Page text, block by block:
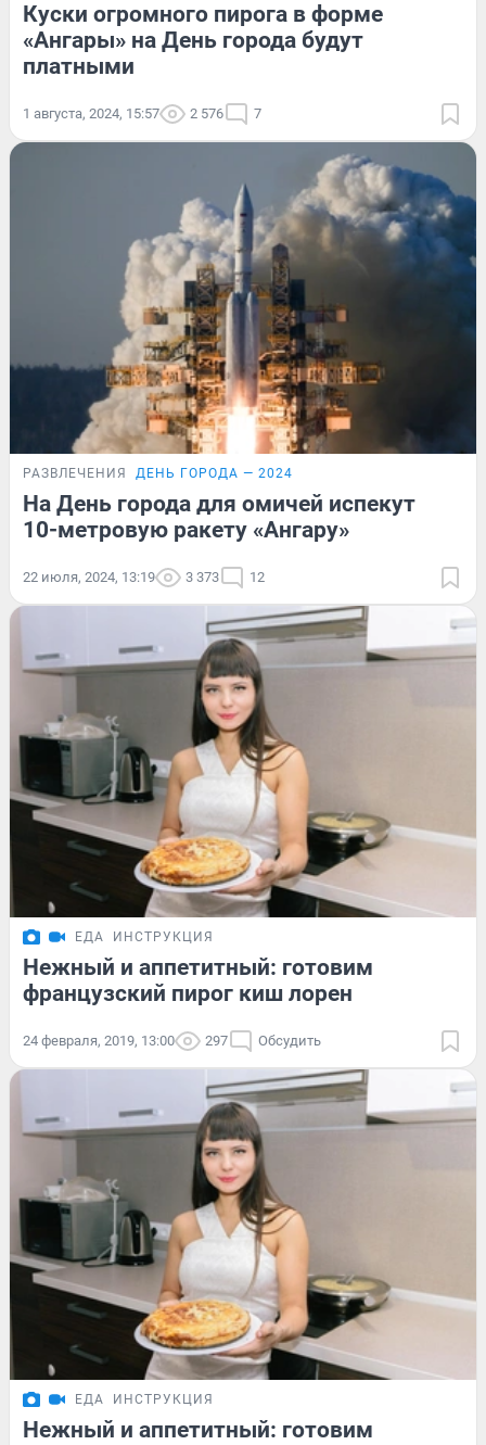
Куски огромного пирога в форме
«Ангары» на День города будут
платными
1 августа, 2024, 15:57 2 576 7
РАЗВЛЕЧЕНИЯ ДЕНЬ ГОРОДА — 2024
На День города для омичей испекут
10-метровую ракету «Ангару»
22 июля, 2024, 13:19 3 373 12
ЕДА ИНСТРУКЦИЯ
Нежный и аппетитный: готовим
французский пирог киш лорен
24 февраля, 2019, 13:00 297 Обсудить
ЕДА ИНСТРУКЦИЯ
Нежный и аппетитный: готовим